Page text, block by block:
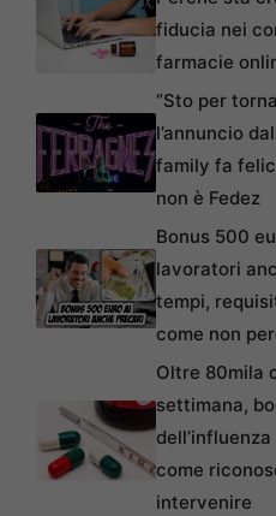
fiducia nei
farmacie
“Sto per
l’annuncio
family fa
non è Fedez
Bonus 500
lavoratori
tempi,
come non
Oltre 80mila
settimana,
come
intervenire